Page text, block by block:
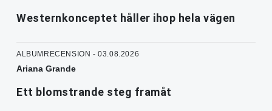
Westernkonceptet håller ihop hela vägen
ALBUMRECENSION - 03.08.2026
Ariana Grande
Ett blomstrande steg framåt